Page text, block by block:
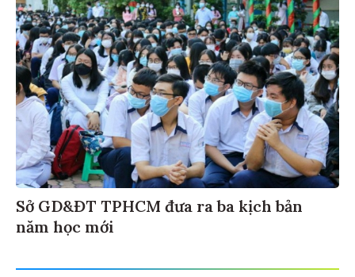
Sở GD&ĐT TPHCM đưa ra ba kịch bản
năm học mới